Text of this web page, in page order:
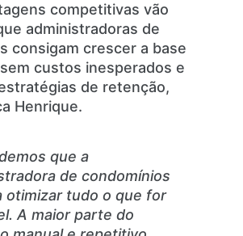
competitivas vão
administradoras de
consigam crescer a base
custos inesperados e
de retenção,
Henrique.
que a
de condomínios
otimizar tudo o que for
A maior parte do